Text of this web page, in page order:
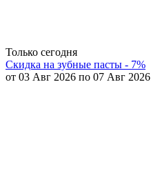
Только сегодня
Скидка на зубные пасты - 7%
от 03 Авг 2026 по 07 Авг 2026